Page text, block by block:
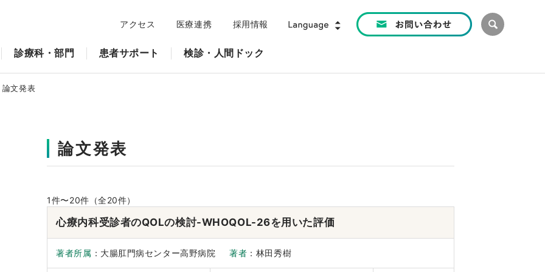
アクセス 医療連携 採用情報
診療科・部門 患者サポート 検診・人間ドック
論文発表
論文発表
1件〜20件（全20件）
心療内科受診者のQOLの検討-WHOQOL-26を用いた評価
著者所属 ：大腸肛門病センター高野病院著者 ：林田秀樹